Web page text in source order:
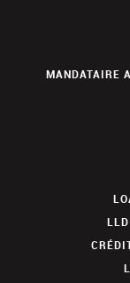
MANDATAIRE